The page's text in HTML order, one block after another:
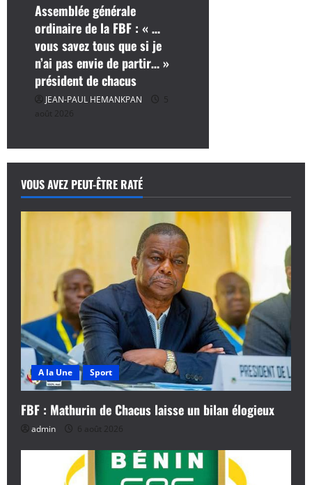
Assemblée générale
ordinaire de la FBF : « …
vous savez tous que si je
n’ai pas envie de partir… »
président de chacus
JEAN-PAUL HEMANKPAN
5
août 2026
VOUS AVEZ PEUT-ÊTRE RATÉ
A la Une Sport
FBF : Mathurin de Chacus laisse un bilan élogieux
admin 6 août 2026